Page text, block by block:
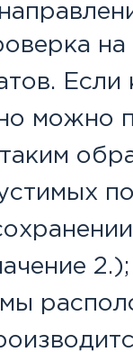
можно
2.);